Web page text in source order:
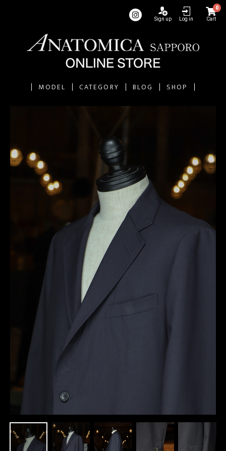
Sign up Log in
0
Cart
MODEL CATEGORY BLOG SHOP